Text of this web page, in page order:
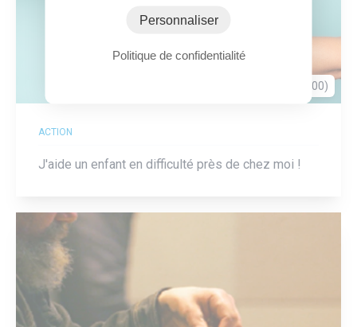
Chelles (77500)
ACTION
J'aide un enfant en difficulté près de chez moi !
Personnaliser
Politique de confidentialité